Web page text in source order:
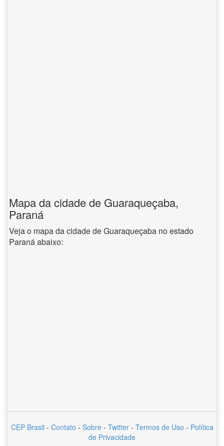
Mapa da cidade de Guaraqueçaba,
Paraná
Veja o mapa da cidade de Guaraqueçaba no estado
Paraná abaixo:
CEP Brasil - Contato - Sobre - Twitter - Termos de Uso - Política
de Privacidade